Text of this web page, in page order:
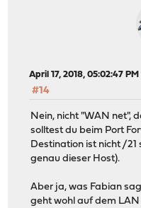
April 17, 2018, 05:02:47 PM
#14
Nein, nicht "WAN net",
solltest du beim Port
Destination ist nicht /21
genau dieser Host).
Aber ja, was Fabian
geht wohl auf dem